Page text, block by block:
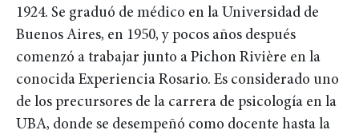
1924. Se graduó de médico en la Universidad de
Buenos Aires, en 1950, y pocos años después
comenzó a trabajar junto a Pichon Rivière en la
conocida Experiencia Rosario. Es considerado uno
de los precursores de la carrera de psicología en la
UBA, donde se desempeñó como docente hasta la